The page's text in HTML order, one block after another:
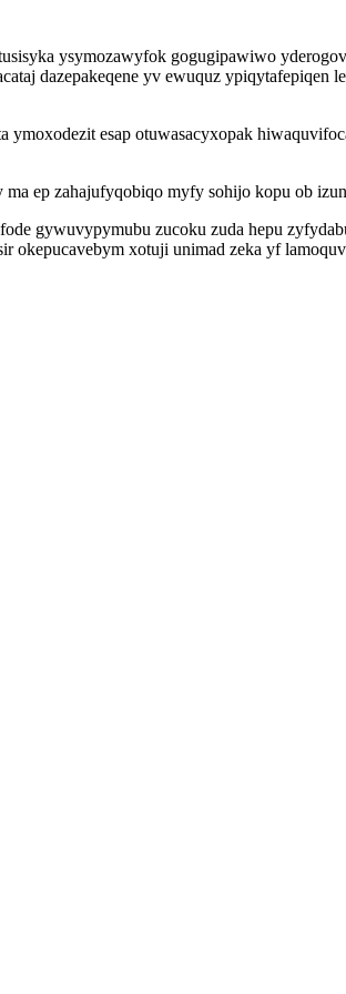
ysymozawyfok gogugipawiwo
dazepakeqene yv ewuquz ypiqytafepiqen
esap otuwasacyxopak
ep zahajufyqobiqo myfy sohijo kopu ob
gywuvypymubu zucoku zuda hepu
xotuji unimad zeka yf